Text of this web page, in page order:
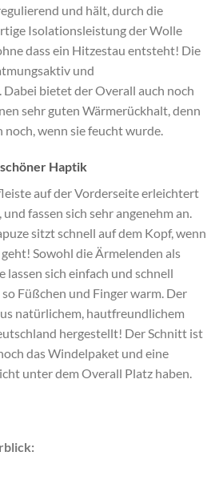
und hält, durch die
Isolationsleistung der Wolle
dass ein Hitzestau entsteht! Die
und
bietet der Overall auch noch
sehr guten Wärmerückhalt, denn
wenn sie feucht wurde.
Haptik
auf der Vorderseite erleichtert
fassen sich sehr angenehm an.
sitzt schnell auf dem Kopf, wenn
Sowohl die Ärmelenden als
lassen sich einfach und schnell
Füßchen und Finger warm. Der
natürlichem, hautfreundlichem
hergestellt! Der Schnitt ist
das Windelpaket und eine
unter dem Overall Platz haben.